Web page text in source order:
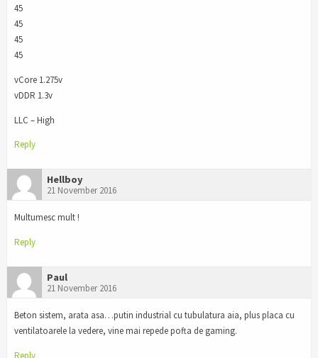
45
45
45
45
vCore 1.275v
vDDR 1.3v
LLC – High
Reply
Hellboy
21 November 2016
Multumesc mult !
Reply
Paul
21 November 2016
Beton sistem, arata asa…putin industrial cu tubulatura aia, plus placa cu
ventilatoarele la vedere, vine mai repede pofta de gaming.
Reply